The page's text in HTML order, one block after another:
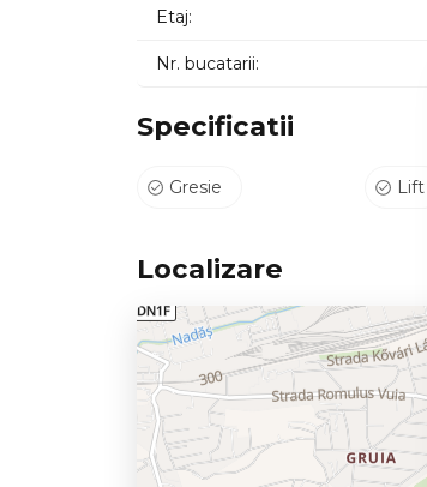
Etaj:
Nr. bucatarii:
Specificatii
Gresie Lift
Localizare